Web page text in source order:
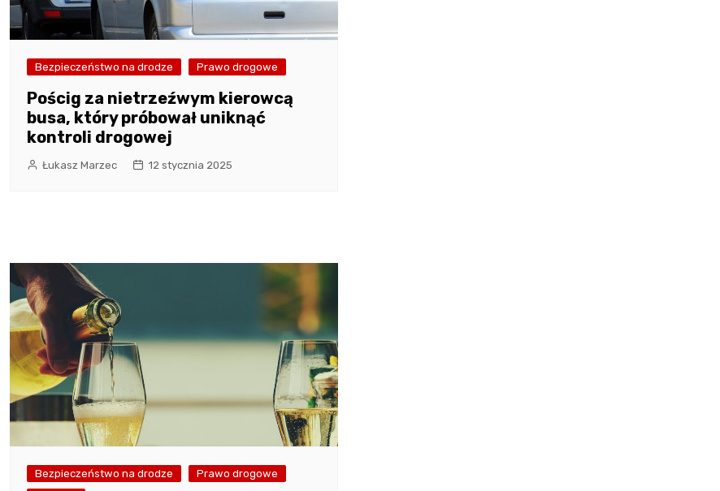
Bezpieczeństwo na drodze Prawo drogowe
Pościg za nietrzeźwym kierowcą
busa, który próbował uniknąć
kontroli drogowej
Łukasz Marzec 12 stycznia 2025
Bezpieczeństwo na drodze Prawo drogowe